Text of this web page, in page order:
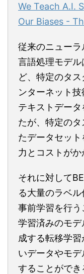
We Teach A.I.
Our Biases -
従来のニュー
言語処理モデ
ど、特定のタ
ンターネット
テキストデー
たが、特定の
たデータセッ
力とコストがか
それに対して
る大量のラベ
事前学習を行
学習済みのモ
成する転移学
いデータやモ
することができ